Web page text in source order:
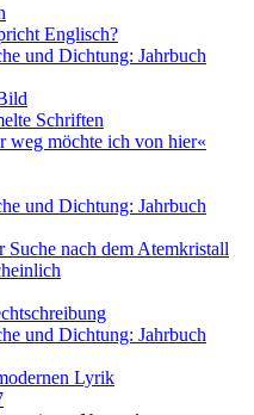
Englisch?
und Dichtung: Jahrbuch
Schriften
möchte ich von hier«
und Dichtung: Jahrbuch
nach dem Atemkristall
und Dichtung: Jahrbuch
Lyrik